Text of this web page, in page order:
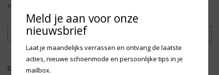
Home
Filteren
Geen producten gevonden!...
Meld je aan voor onze
nieuwsbrief
Laat je maandelijks verrassen en ontvang de laatste
acties, nieuwe schoenmode en persoonlijke tips in je
mailbox.